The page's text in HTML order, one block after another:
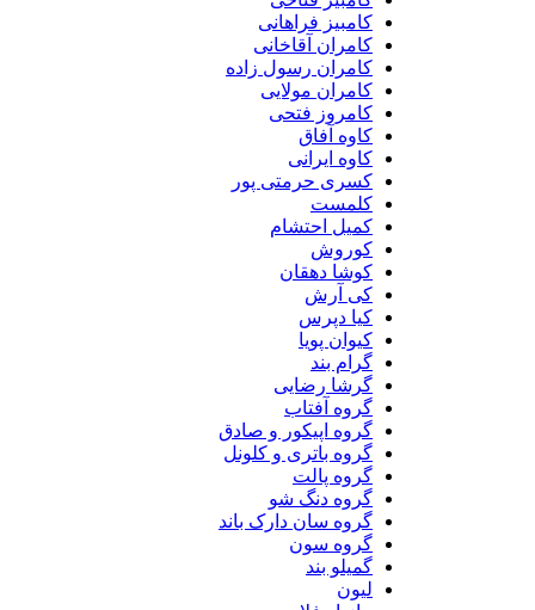
کامبیز فراهانی
کامران آقاخانی
کامران رسول زاده
کامران مولایی
کامروز فتحی
کاوه آفاق
کاوه ایرانی
کسری حرمتی پور
کلمست
کمیل احتشام
کوروش
کوشا دهقان
کی آرش
کیا دپرس
کیوان پویا
گرام بند
گرشا رضایی
گروه آفتاب
گروه اپیکور و صادق
گروه باتری و کلونل
گروه پالت
گروه دنگ شو
گروه سان دارک باند
گروه سون
گمیلو بند
لیون